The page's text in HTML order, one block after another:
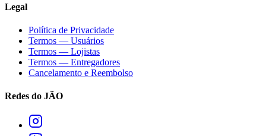
Legal
Política de Privacidade
Termos — Usuários
Termos — Lojistas
Termos — Entregadores
Cancelamento e Reembolso
Redes do JÃO